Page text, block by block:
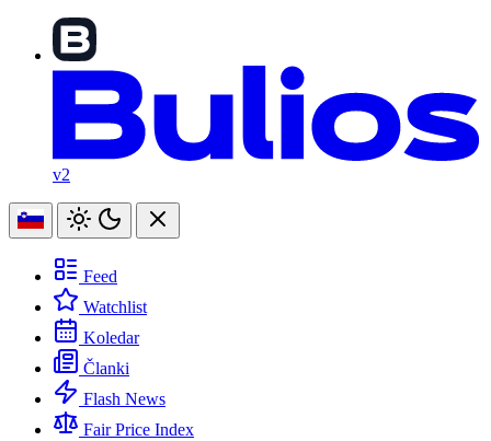
v2
Feed
Watchlist
Koledar
Članki
Flash News
Fair Price Index